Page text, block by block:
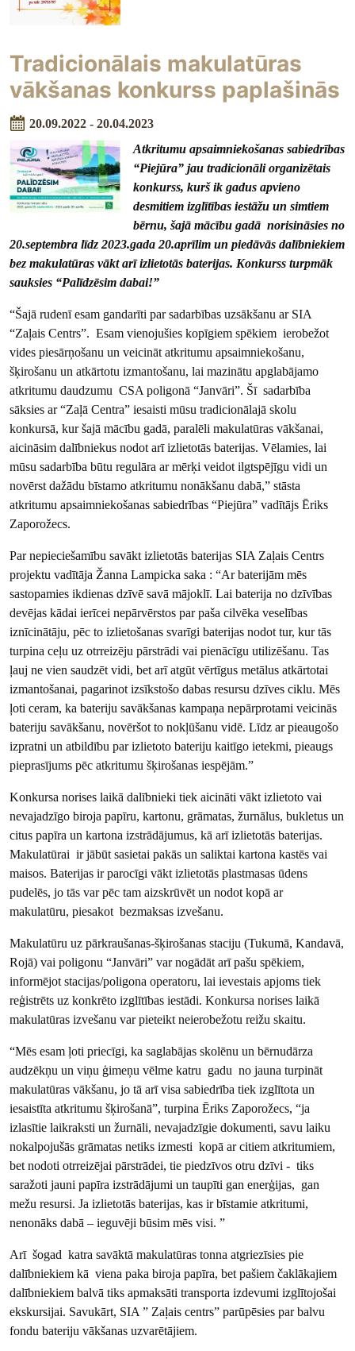
Tradicionālais makulatūras
vākšanas konkurss paplašinās
20.09.2022 - 20.04.2023
Atkritumu apsaimniekošanas sabiedrības
“Piejūra” jau tradicionāli organizētais
konkurss, kurš ik gadus apvieno
desmitiem izglītības iestāžu un simtiem
bērnu, šajā mācību gadā norisināsies no
20.septembra līdz 2023.gada 20.aprīlim un piedāvās dalībniekiem
bez makulatūras vākt arī izlietotās baterijas. Konkurss turpmāk
sauksies “Palīdzēsim dabai!”
“Šajā rudenī esam gandarīti par sadarbības uzsākšanu ar SIA
“Zaļais Centrs”. Esam vienojušies kopīgiem spēkiem ierobežot
vides piesārņošanu un veicināt atkritumu apsaimniekošanu,
šķirošanu un atkārtotu izmantošanu, lai mazinātu apglabājamo
atkritumu daudzumu CSA poligonā “Janvāri”. Šī sadarbība
sāksies ar “Zaļā Centra” iesaisti mūsu tradicionālajā skolu
konkursā, kur šajā mācību gadā, paralēli makulatūras vākšanai,
aicināsim dalībniekus nodot arī izlietotās baterijas. Vēlamies, lai
mūsu sadarbība būtu regulāra ar mērķi veidot ilgtspējīgu vidi un
novērst dažādu bīstamo atkritumu nonākšanu dabā,” stāsta
atkritumu apsaimniekošanas sabiedrības “Piejūra” vadītājs Ēriks
Zaporožecs.
Par nepieciešamību savākt izlietotās baterijas SIA Zaļais Centrs
projektu vadītāja Žanna Lampicka saka : “Ar baterijām mēs
sastopamies ikdienas dzīvē savā mājoklī. Lai baterija no dzīvības
devējas kādai ierīcei nepārvērstos par paša cilvēka veselības
iznīcinātāju, pēc to izlietošanas svarīgi baterijas nodot tur, kur tās
turpina ceļu uz otrreizēju pārstrādi vai pienācīgu utilizēšanu. Tas
ļauj ne vien saudzēt vidi, bet arī atgūt vērtīgus metālus atkārtotai
izmantošanai, pagarinot izsīkstošo dabas resursu dzīves ciklu. Mēs
ļoti ceram, ka bateriju savākšanas kampaņa nepārprotami veicinās
bateriju savākšanu, novēršot to nokļūšanu vidē. Līdz ar pieaugošo
izpratni un atbildību par izlietoto bateriju kaitīgo ietekmi, pieaugs
pieprasījums pēc atkritumu šķirošanas iespējām.”
Konkursa norises laikā dalībnieki tiek aicināti vākt izlietoto vai
nevajadzīgo biroja papīru, kartonu, grāmatas, žurnālus, bukletus un
citus papīra un kartona izstrādājumus, kā arī izlietotās baterijas.
Makulatūrai ir jābūt sasietai pakās un saliktai kartona kastēs vai
maisos. Baterijas ir parocīgi vākt izlietotās plastmasas ūdens
pudelēs, jo tās var pēc tam aizskrūvēt un nodot kopā ar
makulatūru, piesakot bezmaksas izvešanu.
Makulatūru uz pārkraušanas-šķirošanas staciju (Tukumā, Kandavā,
Rojā) vai poligonu “Janvāri” var nogādāt arī pašu spēkiem,
informējot stacijas/poligona operatoru, lai ievestais apjoms tiek
reģistrēts uz konkrēto izglītības iestādi. Konkursa norises laikā
makulatūras izvešanu var pieteikt neierobežotu reižu skaitu.
“Mēs esam ļoti priecīgi, ka saglabājas skolēnu un bērnudārza
audzēkņu un viņu ģimeņu vēlme katru gadu no jauna turpināt
makulatūras vākšanu, jo tā arī visa sabiedrība tiek izglītota un
iesaistīta atkritumu šķirošanā”, turpina Ēriks Zaporožecs, “ja
izlasītie laikraksti un žurnāli, nevajadzīgie dokumenti, savu laiku
nokalpojušās grāmatas netiks izmesti kopā ar citiem atkritumiem,
bet nodoti otrreizējai pārstrādei, tie piedzīvos otru dzīvi - tiks
saražoti jauni papīra izstrādājumi un taupīti gan enerģijas, gan
mežu resursi. Ja izlietotās baterijas, kas ir bīstamie atkritumi,
nenonāks dabā – ieguvēji būsim mēs visi. ”
Arī šogad katra savāktā makulatūras tonna atgriezīsies pie
dalībniekiem kā viena paka biroja papīra, bet pašiem čaklākajiem
dalībniekiem balvā tiks apmaksāti transporta izdevumi izglītojošai
ekskursijai. Savukārt, SIA ” Zaļais centrs” parūpēsies par balvu
fondu bateriju vākšanas uzvarētājiem.